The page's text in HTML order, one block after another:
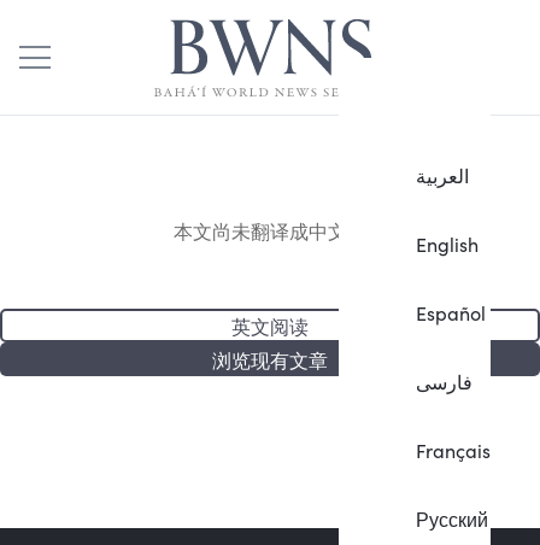
العربية
English
Español
فارسی
Français
Русский
本文尚未翻译成中文。
英文阅读
浏览现有文章